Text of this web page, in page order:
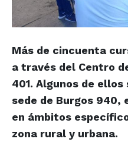
Más de cincuenta
a través del Centro
401. Algunos de
sede de Burgos
en ámbitos
zona rural y urbana.